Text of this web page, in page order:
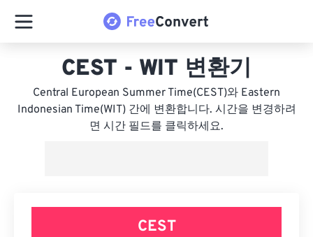
CEST - WIT 변환기
Central European Summer Time(CEST)와 Eastern
Indonesian Time(WIT) 간에 변환합니다. 시간을 변경하려
면 시간 필드를 클릭하세요.
CEST